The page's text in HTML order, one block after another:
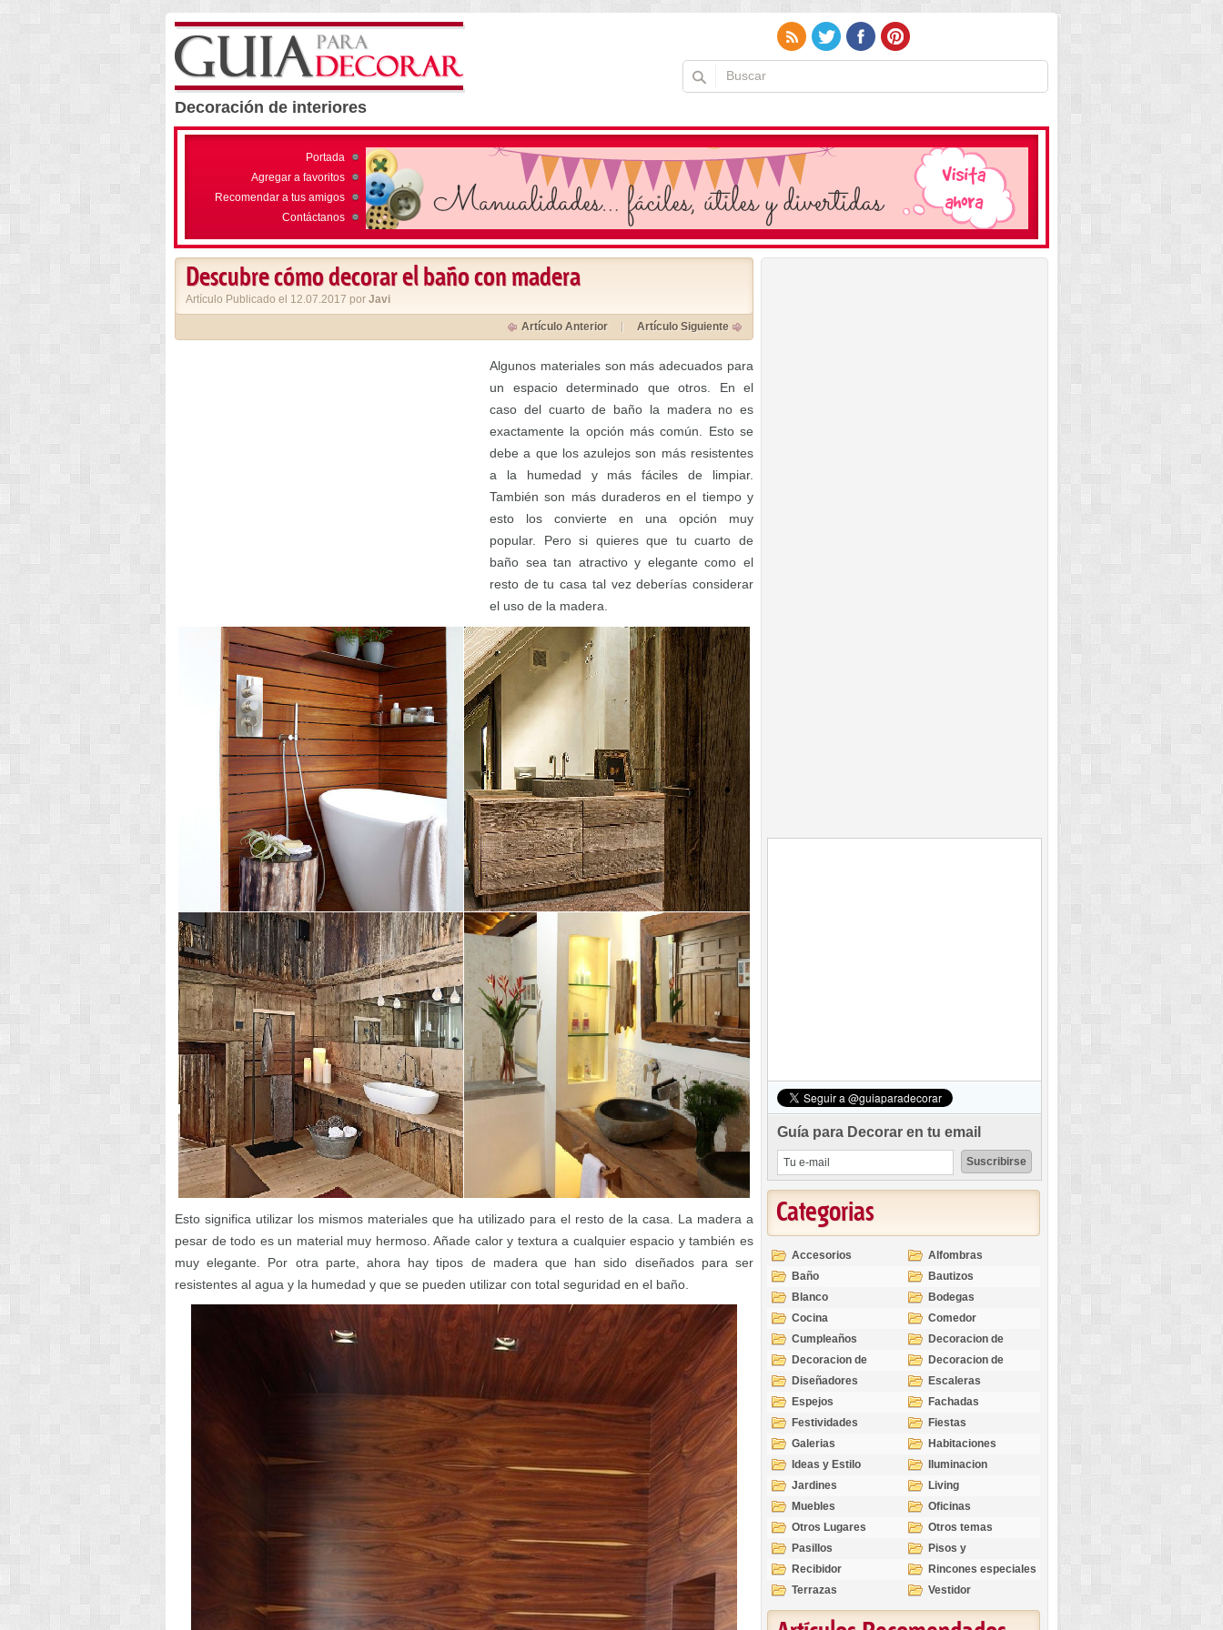
Decoración de interiores
Portada
Agregar a favoritos
Recomendar a tus amigos
Contáctanos
Descubre cómo decorar el baño con madera
Artículo Publicado el 12.07.2017 por Javi
Artículo Anterior Artículo Siguiente
Algunos materiales son más adecuados para
un espacio determinado que otros. En el
caso del cuarto de baño la madera no es
exactamente la opción más común. Esto se
debe a que los azulejos son más resistentes
a la humedad y más fáciles de limpiar.
También son más duraderos en el tiempo y
esto los convierte en una opción muy
popular. Pero si quieres que tu cuarto de
baño sea tan atractivo y elegante como el
resto de tu casa tal vez deberías considerar
el uso de la madera.
Esto significa utilizar los mismos materiales que ha utilizado para el resto de la casa. La madera a
pesar de todo es un material muy hermoso. Añade calor y textura a cualquier espacio y también es
muy elegante. Por otra parte, ahora hay tipos de madera que han sido diseñados para ser
resistentes al agua y la humedad y que se pueden utilizar con total seguridad en el baño.
Guía para Decorar en tu email
Categorias
Accesorios
Alfombras
Baño
Bautizos
Blanco
Bodegas
Cocina
Comedor
Cumpleaños
Decoracion de
Exteriores
Decoracion de
Interiores
Decoracion de
Ocasiones
Diseñadores
Escaleras
Espejos
Fachadas
Festividades
Fiestas
Galerias
Habitaciones
Ideas y Estilo
Iluminacion
Jardines
Living
Muebles
Oficinas
Otros Lugares
Otros temas
Pasillos
Pisos y
revestimientos
Recibidor
Rincones especiales
Terrazas
Vestidor